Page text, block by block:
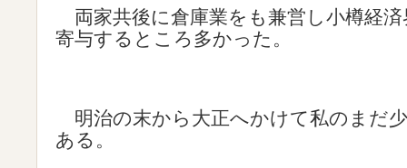
両家共後に倉庫業をも兼営し小樽経
寄与するところ多かった。
明治の末から大正へかけて私のまだ
ある。